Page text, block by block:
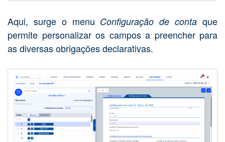
Aqui, surge o menu Configuração de contaque
permite personalizar os campos a preencher para
as diversas obrigações declarativas.